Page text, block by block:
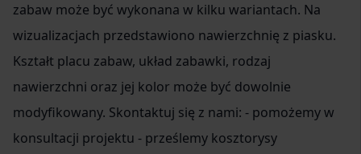
zabaw może być wykonana w kilku wariantach. Na
wizualizacjach przedstawiono nawierzchnię z piasku.
Kształt placu zabaw, układ zabawki, rodzaj
nawierzchni oraz jej kolor może być dowolnie
modyfikowany. Skontaktuj się z nami: - pomożemy w
konsultacji projektu - prześlemy kosztorysy